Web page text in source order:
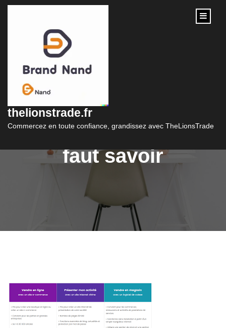
content
thelionstrade.fr
Commercez en toute confiance, grandissez avec TheLionsTrade
Le coût de la création
d’un site internet
marchand : ce qu’il
faut savoir